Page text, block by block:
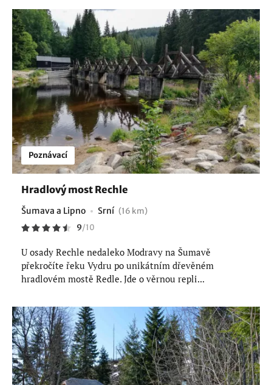
Poznávací
Hradlový most Rechle
Šumava a Lipno Srní (16 km)
9/10
U osady Rechle nedaleko Modravy na Šumavě
překročíte řeku Vydru po unikátním dřevěném
hradlovém mostě Redle. Jde o věrnou repli...